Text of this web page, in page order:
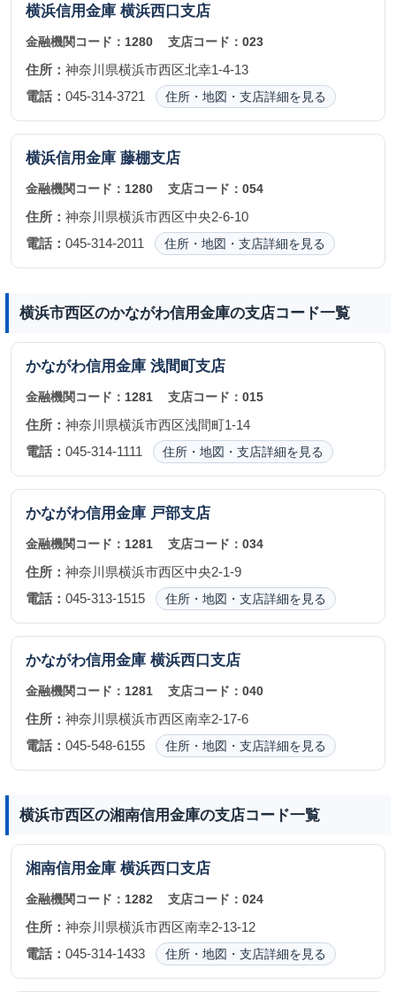
横浜信用金庫 横浜西口支店
金融機関コード： 1280 支店コード：023
住所： 神奈川県横浜市西区北幸1-4-13
電話： 045-314-3721 住所・地図・支店詳細を見る
横浜信用金庫 藤棚支店
金融機関コード： 1280 支店コード：054
住所： 神奈川県横浜市西区中央2-6-10
電話： 045-314-2011 住所・地図・支店詳細を見る
横浜市西区のかながわ信用金庫の支店コード一覧
かながわ信用金庫 浅間町支店
金融機関コード： 1281 支店コード：015
住所： 神奈川県横浜市西区浅間町1-14
電話： 045-314-1111 住所・地図・支店詳細を見る
かながわ信用金庫 戸部支店
金融機関コード： 1281 支店コード：034
住所： 神奈川県横浜市西区中央2-1-9
電話： 045-313-1515 住所・地図・支店詳細を見る
かながわ信用金庫 横浜西口支店
金融機関コード： 1281 支店コード：040
住所： 神奈川県横浜市西区南幸2-17-6
電話： 045-548-6155 住所・地図・支店詳細を見る
横浜市西区の湘南信用金庫の支店コード一覧
湘南信用金庫 横浜西口支店
金融機関コード： 1282 支店コード：024
住所： 神奈川県横浜市西区南幸2-13-12
電話： 045-314-1433 住所・地図・支店詳細を見る